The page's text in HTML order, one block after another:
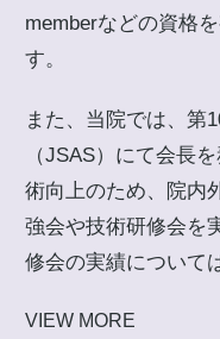
memberなどの資格
す。
また、当院では、第
（JSAS）にて会長
術向上のため、院内
強会や技術研修会を
修会の実績について
VIEW MORE